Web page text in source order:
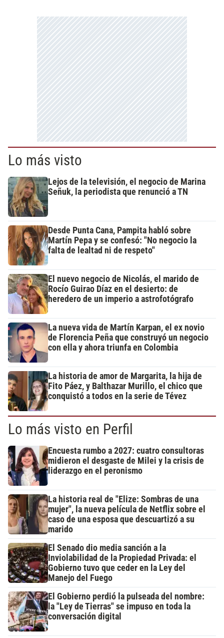
Lo más visto
Lejos de la televisión, el negocio de Marina
Señuk, la periodista que renunció a TN
Desde Punta Cana, Pampita habló sobre
Martín Pepa y se confesó: "No negocio la
falta de lealtad ni de respeto"
El nuevo negocio de Nicolás, el marido de
Rocío Guirao Díaz en el desierto: de
heredero de un imperio a astrofotógrafo
La nueva vida de Martín Karpan, el ex novio
de Florencia Peña que construyó un negocio
con ella y ahora triunfa en Colombia
La historia de amor de Margarita, la hija de
Fito Páez, y Balthazar Murillo, el chico que
conquistó a todos en la serie de Tévez
Lo más visto en Perfil
Encuesta rumbo a 2027: cuatro consultoras
midieron el desgaste de Milei y la crisis de
liderazgo en el peronismo
La historia real de "Elize: Sombras de una
mujer", la nueva película de Netflix sobre el
caso de una esposa que descuartizó a su
marido
El Senado dio media sanción a la
Inviolabilidad de la Propiedad Privada: el
Gobierno tuvo que ceder en la Ley del
Manejo del Fuego
El Gobierno perdió la pulseada del nombre:
la "Ley de Tierras" se impuso en toda la
conversación digital